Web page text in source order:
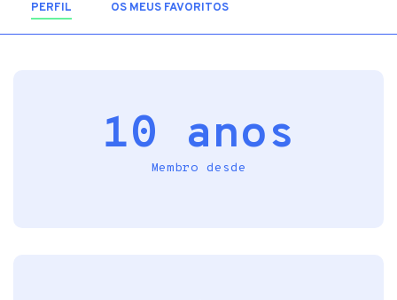
PERFIL (SEPARADOR ATIVO)
OS MEUS FAVORITOS
10 anos
Membro desde